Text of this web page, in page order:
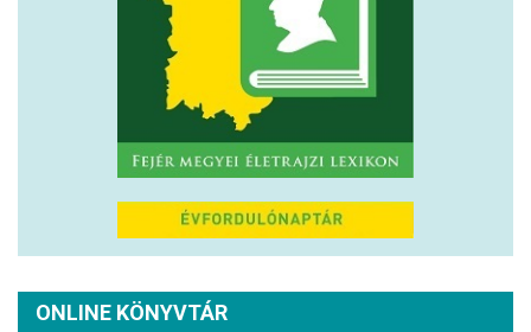
ONLINE KÖNYVTÁR